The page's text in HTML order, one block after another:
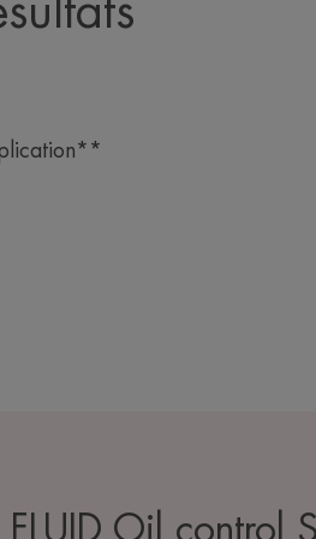
FLUID Oil control